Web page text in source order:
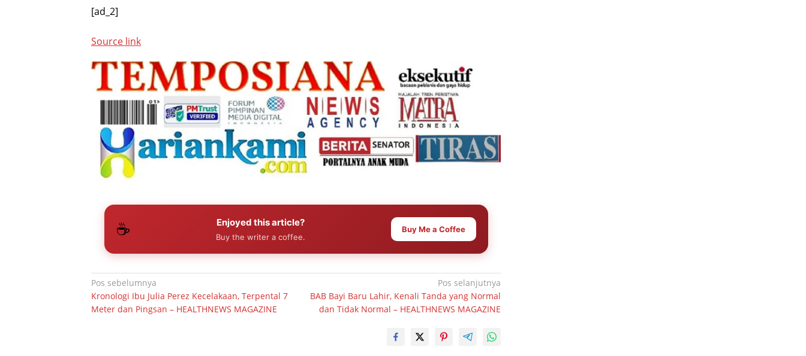
[ad_2]
Source link
☕ Enjoyed this article?
Buy the writer a coffee.
Buy Me a Coffee
Navigasi
pos
Pos sebelumnya
Kronologi Ibu Julia Perez Kecelakaan, Terpental 7
Meter dan Pingsan – HEALTHNEWS MAGAZINE
Pos selanjutnya
BAB Bayi Baru Lahir, Kenali Tanda yang Normal
dan Tidak Normal – HEALTHNEWS MAGAZINE